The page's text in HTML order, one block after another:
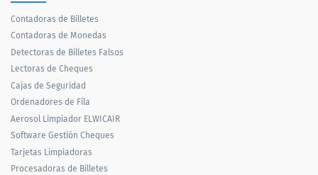
Contadoras de Billetes
Contadoras de Monedas
Detectoras de Billetes Falsos
Lectoras de Cheques
Cajas de Seguridad
Ordenadores de Fila
Aerosol Limpiador ELWICAIR
Software Gestión Cheques
Tarjetas Limpiadoras
Procesadoras de Billetes